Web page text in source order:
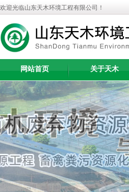
欢迎光临山东天木环境工程有限公司！
网站首页 关于天木